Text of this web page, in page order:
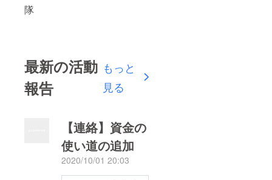
隊
最新の活動
報告
もっと
見る
【連絡】資金の
使い道の追加
2020/10/01 20:03